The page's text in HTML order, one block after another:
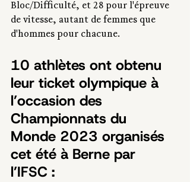
Bloc/Difficulté, et 28 pour l'épreuve
de vitesse, autant de femmes que
d'hommes pour chacune.
10 athlètes ont obtenu
leur ticket olympique à
l’occasion des
Championnats du
Monde 2023 organisés
cet été à Berne par
l’IFSC :